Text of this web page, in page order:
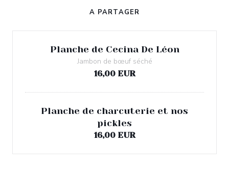
A PARTAGER
Planche de Cecina De Léon
Jambon de bœuf séché
16,00 EUR
Planche de charcuterie et nos
pickles
16,00 EUR